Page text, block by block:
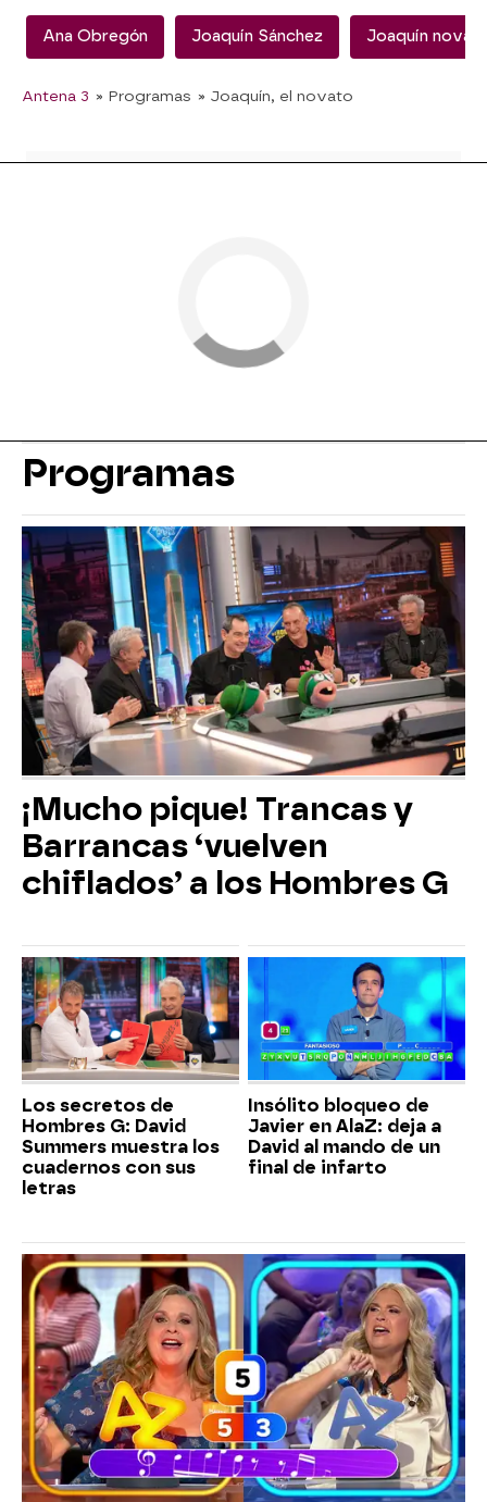
Ana Obregón Joaquín Sánchez Joaquín
Antena 3 » Programas » Joaquín, el novato
Programas
¡Mucho pique! Trancas y
Barrancas ‘vuelven
chiflados’ a los Hombres G
Los secretos de
Hombres G: David
Summers muestra los
cuadernos con sus
letras
Insólito bloqueo de
Javier en AlaZ: deja a
David al mando de un
final de infarto